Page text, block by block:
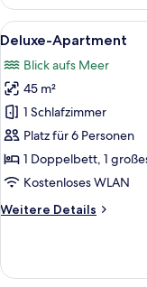
Alle
Fotos
für
Deluxe-
Apartment
anzeigen
6
Deluxe-Apartment
Blick aufs Meer
45 m²
1 Schlafzimmer
Platz für 6 Personen
1 Doppelbett, 1
Kostenloses WLAN
Weitere Details
Weitere
Apartment